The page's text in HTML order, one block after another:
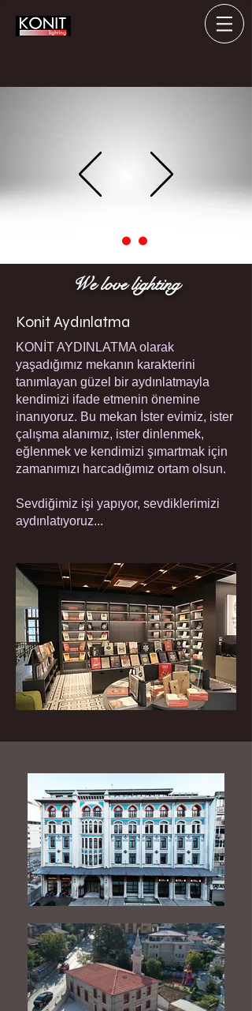
We love lighting
Konit Aydınlatma
KONİT AYDINLATMA olarak
yaşadığımız mekanın karakterini
tanımlayan güzel bir aydınlatmayla
kendimizi ifade etmenin önemine
inanıyoruz. Bu mekan İster evimiz, ister
çalışma alanımız, ister dinlenmek,
eğlenmek ve kendimizi şımartmak için
zamanımızı harcadığımız ortam olsun.
Sevdiğimiz işi yapıyor, sevdiklerimizi
aydınlatıyoruz...